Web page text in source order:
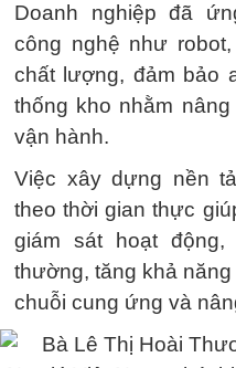
Doanh nghiệp đã
công nghệ như
chất lượng, đảm bảo
thống kho nhằm
vận hành.
Việc xây dựng nền
theo thời gian thực
giám sát hoạt
thường, tăng khả
chuỗi cung ứng và